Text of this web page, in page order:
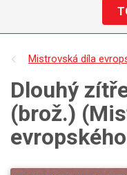
Mistrovská díla
Dlouhý
(brož.)